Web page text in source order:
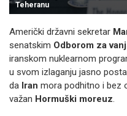
Teheranu
Američki državni sekretar
senatskim Odborom za
iranskom nuklearnom
u svom izlaganju jasno
da Iran mora podhitno i bez
važan Hormuški moreuz.